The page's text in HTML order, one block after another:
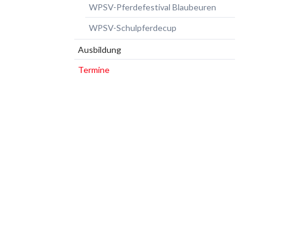
WPSV-Pferdefestival Blaubeuren
WPSV-Schulpferdecup
Ausbildung
Termine